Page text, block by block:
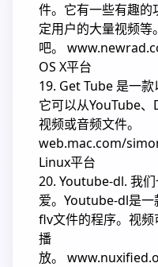
件。它有一些有趣的
定用户的大量视频
吧。
OS X平台
19. Get Tube 是一款
它可以从YouTube
视频或音频文件。
web.mac.com/
Linux平台
20. Youtube-dl. 我
爱。Youtube-dl是一
flv文件的程序。视
播
放。